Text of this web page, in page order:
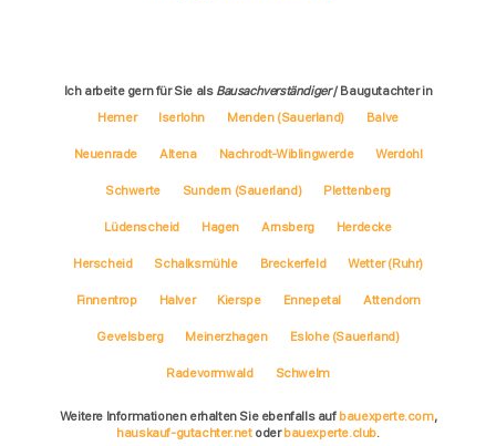
Ich arbeite gern für Sie als Bausachverständiger/ Baugutachter in
Hemer
Iserlohn Menden (Sauerland) Balve
Neuenrade Altena Nachrodt-Wiblingwerde Werdohl
Schwerte Sundern (Sauerland) Plettenberg
Lüdenscheid Hagen Arnsberg Herdecke
Herscheid Schalksmühle Breckerfeld Wetter (Ruhr)
Finnentrop Halver Kierspe Ennepetal Attendorn
Gevelsberg Meinerzhagen Eslohe (Sauerland)
Radevormwald Schwelm
Weitere Informationen erhalten Sie ebenfalls auf bauexperte.com,
hauskauf-gutachter.netoderbauexperte.club.